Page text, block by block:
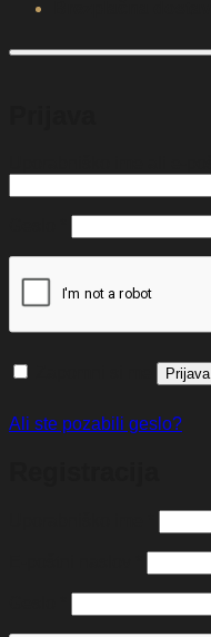
Prijava
Ali ste pozabili geslo?